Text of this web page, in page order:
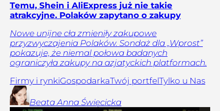
Temu, Shein i AliExpress już nie takie
atrakcyjne. Polaków zapytano o zakupy
Nowe unijne cła zmieniły zakupowe
przyzwyczajenia Polaków. Sondaż dla „Wprost”
pokazuje, że niemal połowa badanych
ograniczyła zakupy na azjatyckich platformach.
Firmy i rynkiGospodarkaTwój portfelTylko u Nas
Beata Anna Święcicka